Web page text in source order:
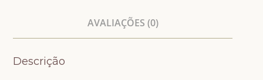
AVALIAÇÕES (0)
Descrição